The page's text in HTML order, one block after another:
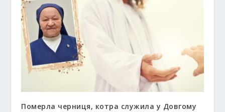
Померла черниця, котра служила у Довгому